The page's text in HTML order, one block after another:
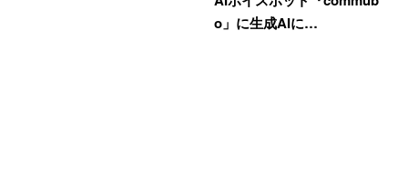
o」に生成AIに…